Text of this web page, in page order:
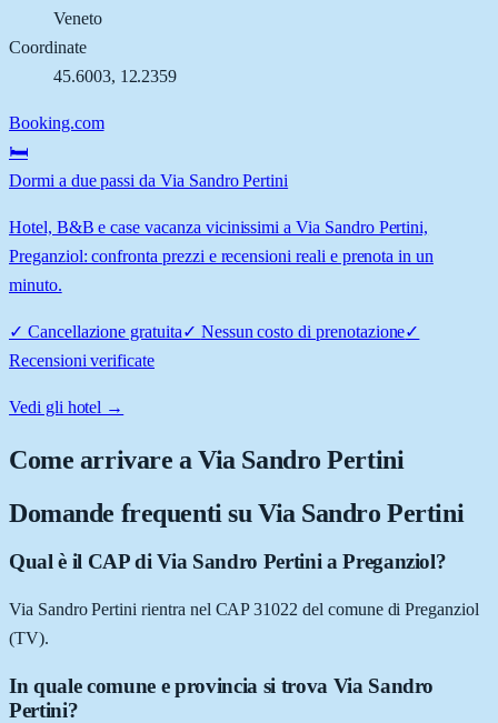
Veneto
Coordinate
45.6003, 12.2359
Booking.com
🛏️
Dormi a due passi da Via Sandro Pertini
Hotel, B&B e case vacanza vicinissimi a Via Sandro Pertini,
Preganziol: confronta prezzi e recensioni reali e prenota in un
minuto.
✓ Cancellazione gratuita✓ Nessun costo di prenotazione✓
Recensioni verificate
Vedi gli hotel →
Come arrivare aVia Sandro Pertini
Domande frequenti su Via Sandro Pertini
Qual è il CAP di Via Sandro Pertini a Preganziol?
Via Sandro Pertini rientra nel CAP 31022 del comune di Preganziol
(TV).
In quale comune e provincia si trova Via Sandro
Pertini?